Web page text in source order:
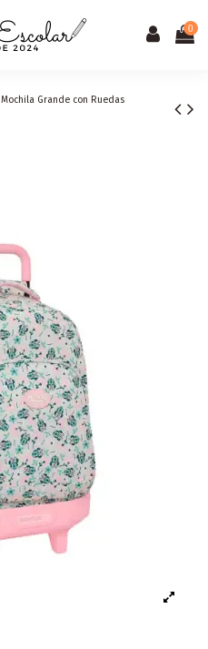
0
Mochila Grande con Ruedas